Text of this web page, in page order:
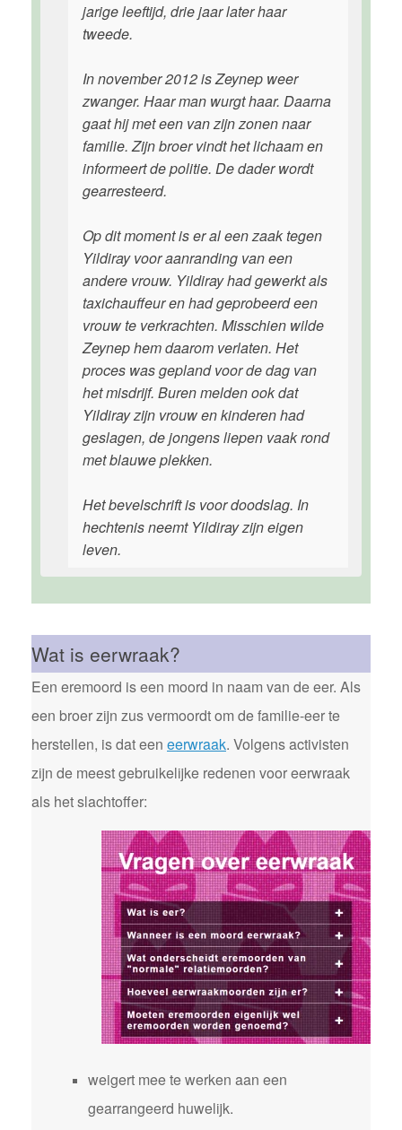
jarige leeftijd, drie jaar later haar
tweede.
In november 2012 is Zeynep weer
zwanger. Haar man wurgt haar. Daarna
gaat hij met een van zijn zonen naar
familie. Zijn broer vindt het lichaam en
informeert de politie. De dader wordt
gearresteerd.
Op dit moment is er al een zaak tegen
Yildiray voor aanranding van een
andere vrouw. Yildiray had gewerkt als
taxichauffeur en had geprobeerd een
vrouw te verkrachten. Misschien wilde
Zeynep hem daarom verlaten. Het
proces was gepland voor de dag van
het misdrijf. Buren melden ook dat
Yildiray zijn vrouw en kinderen had
geslagen, de jongens liepen vaak rond
met blauwe plekken.
Het bevelschrift is voor doodslag. In
hechtenis neemt Yildiray zijn eigen
leven.
Wat is eerwraak?
Een eremoord is een moord in naam van de eer. Als
een broer zijn zus vermoordt om de familie-eer te
herstellen, is dat een eerwraak. Volgens activisten
zijn de meest gebruikelijke redenen voor eerwraak
als het slachtoffer:
weigert mee te werken aan een
gearrangeerd huwelijk.